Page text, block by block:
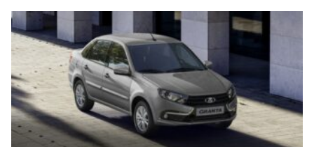
будут младшим восьмиклапанным двигателем, а его
стоимость, по слухам, составит 503 900 рублей.